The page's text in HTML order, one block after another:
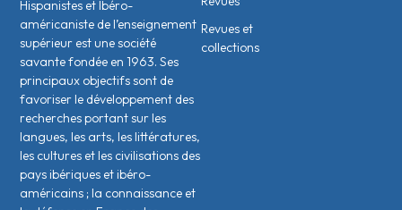
Revues et
collections
Hispanistes et Ibéro-
américaniste de l’enseignement
supérieur est une société
savante fondée en 1963. Ses
principaux objectifs sont de
favoriser le développement des
recherches portant sur les
langues, les arts, les littératures,
les cultures et les civilisations des
pays ibériques et ibéro-
américains ; la connaissance et